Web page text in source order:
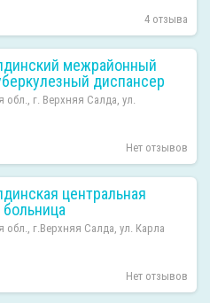
4 отзыва
межрайонный
диспансер
обл., г. Верхняя Салда, ул.
Нет отзывов
центральная
больница
обл., г.Верхняя Салда, ул. Карла
Нет отзывов